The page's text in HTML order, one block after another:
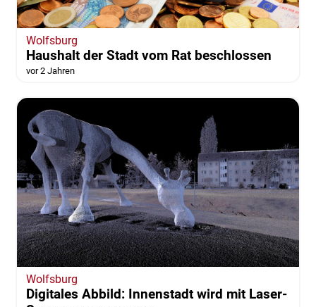
Wolfsburg
Haushalt der Stadt vom Rat beschlossen
vor 2 Jahren
Wolfsburg
Digitales Abbild: Innenstadt wird mit Laser-